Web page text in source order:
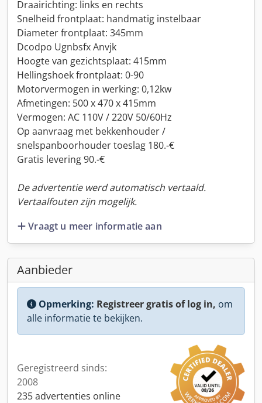
Draairichting: links en rechts
Snelheid frontplaat: handmatig instelbaar
Diameter frontplaat: 345mm
Dcodpo Ugnbsfx Anvjk
Hoogte van gezichtsplaat: 415mm
Hellingshoek frontplaat: 0-90
Motorvermogen in werking: 0,12kw
Afmetingen: 500 x 470 x 415mm
Vermogen: AC 110V / 220V 50/60Hz
Op aanvraag met bekkenhouder /
snelspanboorhouder toeslag 180.-€
Gratis levering 90.-€
De advertentie werd automatisch vertaald.
Vertaalfouten zijn mogelijk.
Vraagt u meer informatie aan
Aanbieder
Opmerking: Registreer gratis of log in, om
alle informatie te bekijken.
Geregistreerd sinds:
2008
235 advertenties online